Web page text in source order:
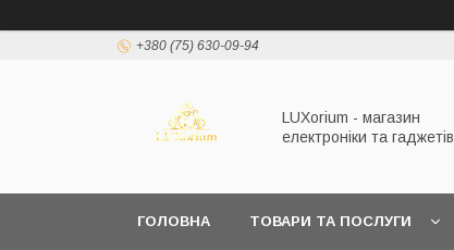
+380 (75) 630-09-94
LUXorium - магазин
електроніки та гаджетів
ГОЛОВНА ТОВАРИ ТА ПОСЛУГИ